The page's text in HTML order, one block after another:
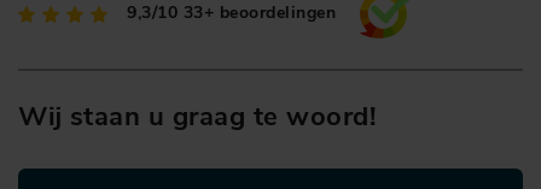
9,3/10 33+ beoordelingen
Wij staan u graag te woord!